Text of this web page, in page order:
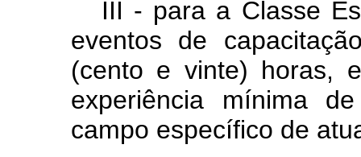
III - para a Classe
eventos de
(cento e vinte) horas,
experiência mínima
campo específico de